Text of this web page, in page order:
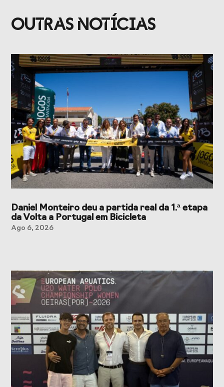
OUTRAS NOTÍCIAS
Daniel Monteiro deu a partida real da 1.ª etapa
da Volta a Portugal em Bicicleta
Ago 6, 2026